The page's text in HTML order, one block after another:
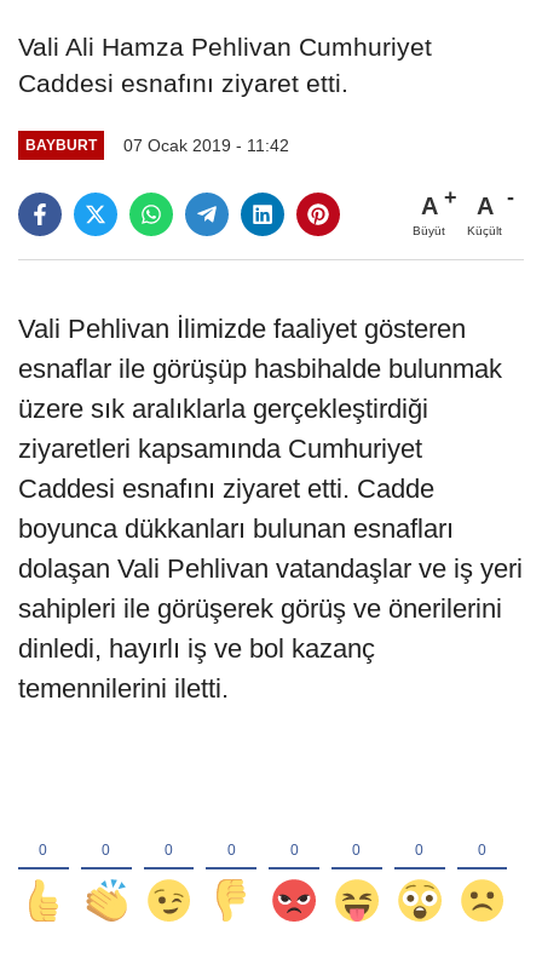
Vali Ali Hamza Pehlivan Cumhuriyet
Caddesi esnafını ziyaret etti.
BAYBURT 07 Ocak 2019 - 11:42
A
Büyüt
A
Küçült
Vali Pehlivan İlimizde faaliyet gösteren
esnaflar ile görüşüp hasbihalde bulunmak
üzere sık aralıklarla gerçekleştirdiği
ziyaretleri kapsamında Cumhuriyet
Caddesi esnafını ziyaret etti. Cadde
boyunca dükkanları bulunan esnafları
dolaşan Vali Pehlivan vatandaşlar ve iş yeri
sahipleri ile görüşerek görüş ve önerilerini
dinledi, hayırlı iş ve bol kazanç
temennilerini iletti.